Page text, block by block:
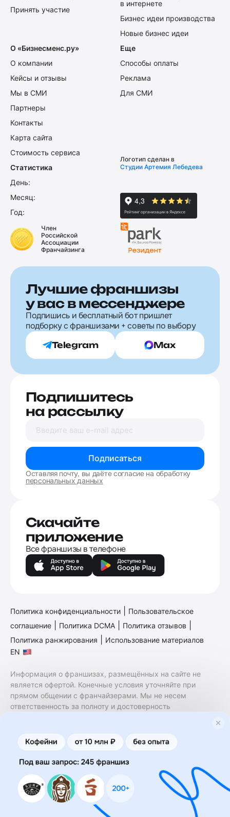
Принять участие
в интернете
Бизнес идеи производства
Новые бизнес идеи
О «Бизнесменс.ру»
О компании
Кейсы и отзывы
Мы в СМИ
Партнеры
Контакты
Карта сайта
Стоимость сервиса
Еще
Способы оплаты
Реклама
Для СМИ
Статистика
День:
Месяц:
Год:
Логотип сделан в
Студии Артемия Лебедева
Член
Российской
Ассоциации
Франчайзинга
Лучшие франшизы
у вас в мессенджере
Подпишись и бесплатный бот пришлет
подборку с франшизами + советы по выбору
Telegram Max
Подпишитесь
на рассылку
Подписаться
Оставляя почту, вы даёте согласие на обработку
персональных данных
Скачайте
приложение
Все франшизы в телефоне
Политика конфиденциальности
Пользовательское
соглашение
Политика DCMA Политика отзывов
Политика ранжирования
Использование материалов
EN
Информация о франшизах, размещённых на сайте не
является офертой. Конечные условия уточняйте при
прямом общении с франчайзерами. Мы не несем
ответственность за полноту и достоверность
финансовые услуги. Заключение договоров
коммерческой концессии (франчайзинга) осуществляется
правообладателями/их представителями. Бизнесменс.ру
не является посредником или представителем
правообладателя и не несет ответственность за условия
предоставления франшизы и действия лиц,
осуществленные на основании информации, имеющейся
на сайте или полученной через него. За достоверность